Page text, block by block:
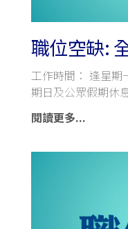
職位空缺:
工作時間： 逢星期
期日及公眾假期休
閱讀更多...